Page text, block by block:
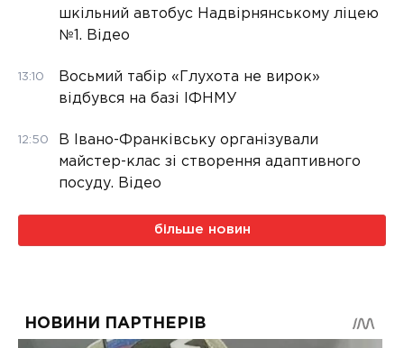
шкільний автобус Надвірнянському ліцею
№1. Відео
13:10
Восьмий табір «Глухота не вирок»
відбувся на базі ІФНМУ
12:50
В Івано-Франківську організували
майстер-клас зі створення адаптивного
посуду. Відео
більше новин